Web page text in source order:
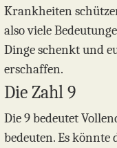
Krankheiten
also viele
Dinge schenkt und
erschaffen.
Die Zahl 9
Die 9 bedeutet
bedeuten. Es könnte